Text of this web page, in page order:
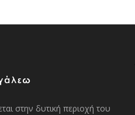
στην δυτική περιοχή του